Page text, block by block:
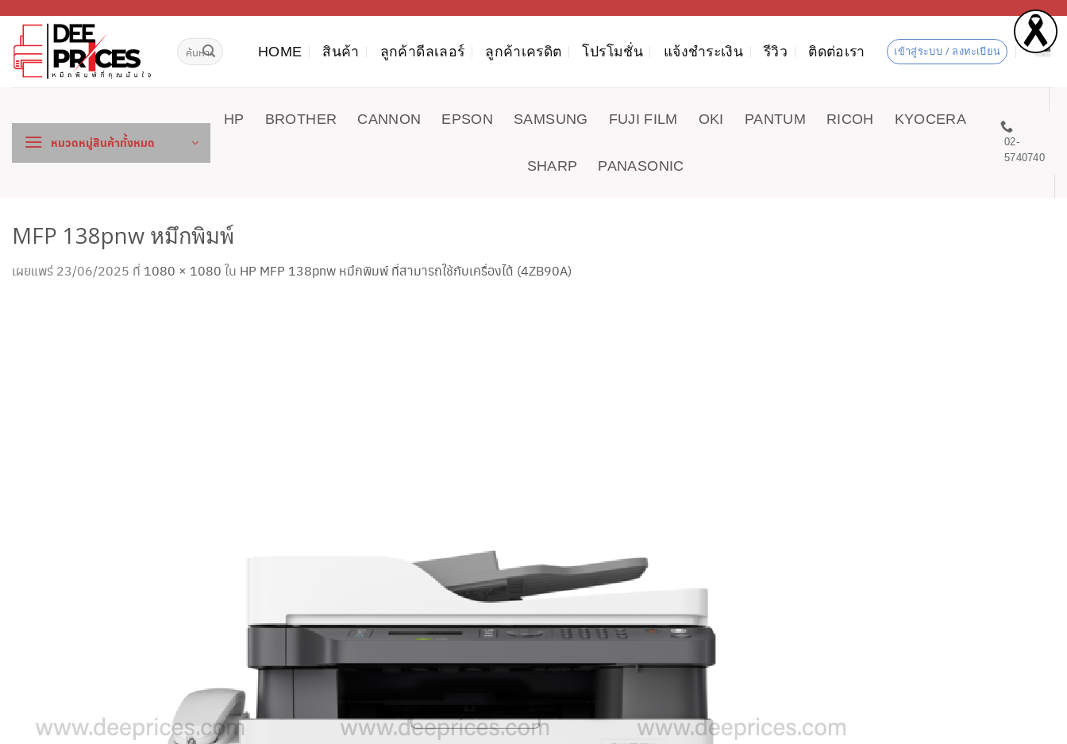
เนื้อหา
ค้นหา: HOME สินค้า ลูกค้าดีลเลอร์ ลูกค้าเครดิต โปรโมชั่น แจ้งชำระเงิน รีวิว ติดต่อเรา เข้าสู่ระบบ / ลงทะเบียน
หมวดหมู่สินค้าทั้งหมด
HP BROTHER CANNON EPSON SAMSUNG FUJI FILM OKI PANTUM RICOH KYOCERA
SHARP PANASONIC
02-
5740740
MFP 138pnw หมึกพิมพ์
เผยแพร่ 23/06/2025 ที่ 1080 × 1080 ใน HP MFP 138pnw หมึกพิมพ์ ที่สามารถใช้กับเครื่องได้ (4ZB90A)